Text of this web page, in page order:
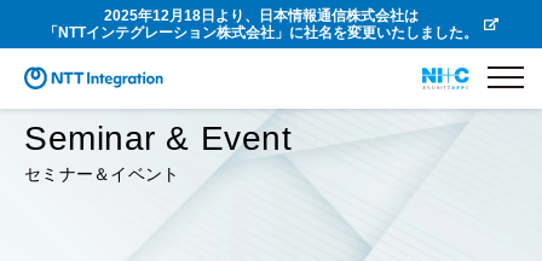
2025年12月18日より、日本情報通信株式会社は
「NTTインテグレーション株式会社」に社名を変更いたしました。
Seminar & Event
セミナー＆イベント